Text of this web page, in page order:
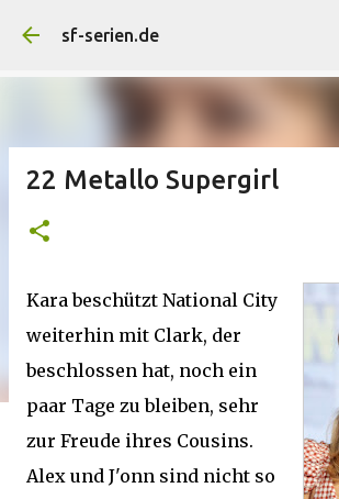
Direkt zum Hauptbereich
sf-serien.de
22 Metallo Supergirl
Kara beschützt National City
weiterhin mit Clark, der
beschlossen hat, noch ein
paar Tage zu bleiben, sehr
zur Freude ihres Cousins.
Alex und J'onn sind nicht so